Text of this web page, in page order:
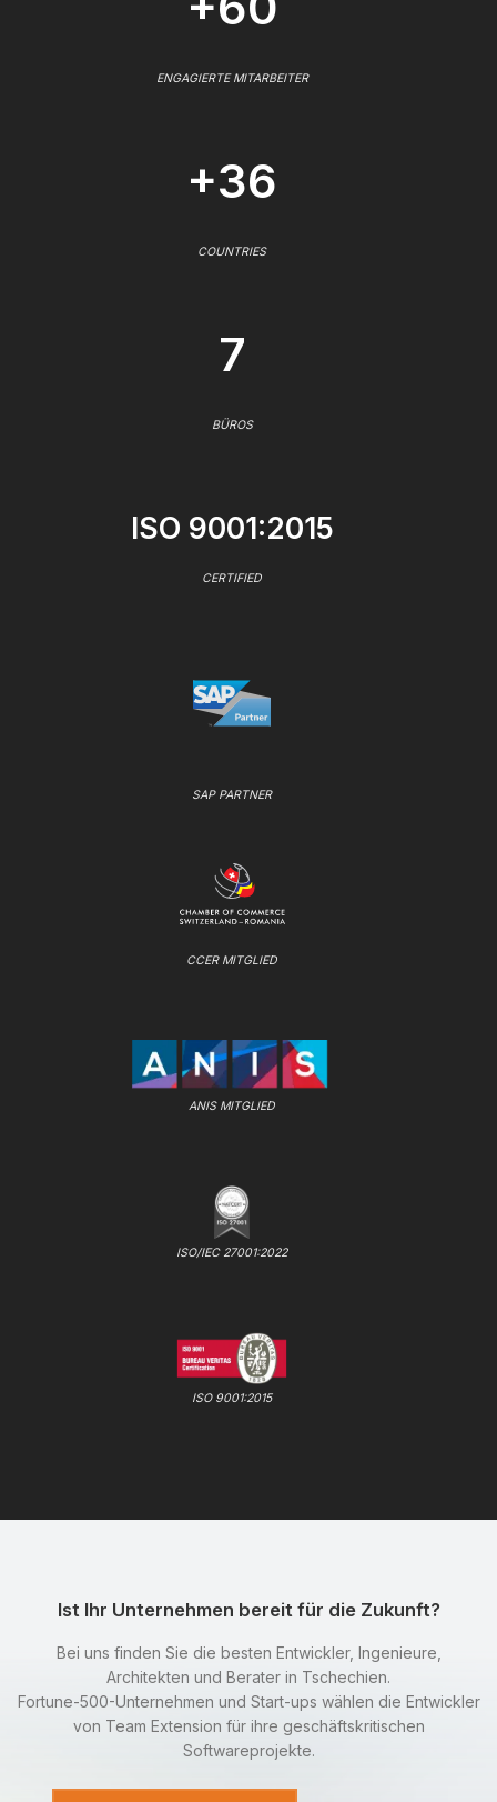
ENGAGIERTE MITARBEITER
+36
COUNTRIES
7
BÜROS
ISO 9001:2015
CERTIFIED
SAP PARTNER
CCER MITGLIED
ANIS MITGLIED
ISO/IEC 27001:2022
ISO 9001:2015
Ist Ihr Unternehmen bereit für die Zukunft?
Bei uns finden Sie die besten Entwickler, Ingenieure,
Architekten und Berater in Tschechien.
Fortune-500-Unternehmen und Start-ups wählen die Entwickler
von Team Extension für ihre geschäftskritischen
Softwareprojekte.